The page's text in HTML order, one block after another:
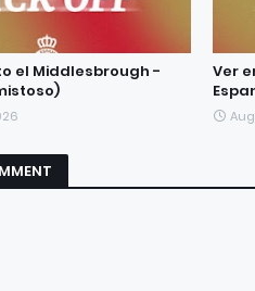
el Middlesbrough -
Ver